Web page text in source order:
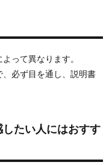
って異なります。
必ず目を通し、説明書
たい人にはおすす